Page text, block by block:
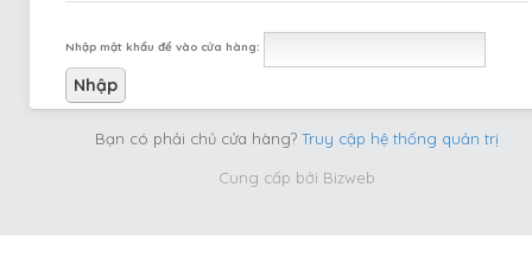
Nhập mật khẩu để vào cửa hàng:
Bạn có phải chủ cửa hàng? Truy cập hệ thống quản trị
Cung cấp bởi Bizweb